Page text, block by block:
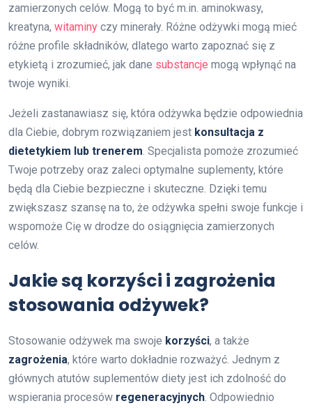
zamierzonych celów. Mogą to być m.in. aminokwasy,
kreatyna, witaminy czy minerały. Różne odżywki mogą mieć
różne profile składników, dlatego warto zapoznać się z
etykietą i zrozumieć, jak dane substancje mogą wpłynąć na
twoje wyniki.
Jeżeli zastanawiasz się, która odżywka będzie odpowiednia
dla Ciebie, dobrym rozwiązaniem jest konsultacja z
dietetykiem lub trenerem . Specjalista pomoże zrozumieć
Twoje potrzeby oraz zaleci optymalne suplementy, które
będą dla Ciebie bezpieczne i skuteczne. Dzięki temu
zwiększasz szansę na to, że odżywka spełni swoje funkcje i
wspomoże Cię w drodze do osiągnięcia zamierzonych
celów.
Jakie są korzyści i zagrożenia
stosowania odżywek?
Stosowanie odżywek ma swoje korzyści, a także
zagrożenia, które warto dokładnie rozważyć. Jednym z
głównych atutów suplementów diety jest ich zdolność do
wspierania procesów regeneracyjnych . Odpowiednio